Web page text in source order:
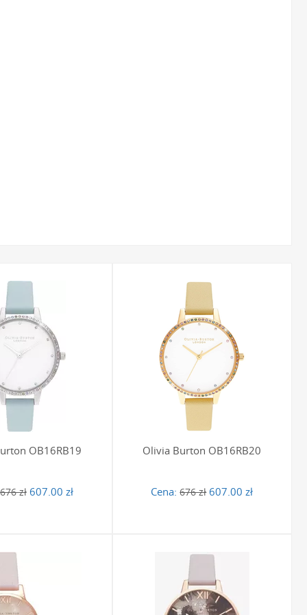
motywy na tarczach. Trójwymiarowe pszczoły,
nadgarstka, zapewniając wygodę noszenia przez cały
tarcz, które są znakiem rozpoznawczym brytyjskiej
wyjątkowy dodatek do stylizacji, który przyciąga
beżów i różów, przez klasyczną czerń i brąz, aż
Taki zegarek staje się nie tylko niezawodnym
który subtelnie dopełnia zarówno codzienne, jak i bardziej
zamienia go w pamiątkę na całe życie, która będzie
subtelny charakter sprawia, że idealnie komponują się z
lekkości i dziewczęcego uroku. Jednocześnie
OB16RB19
676 zł 607.00 zł
Olivia Burton OB16RB20
Cena: 676 zł 607.00 zł